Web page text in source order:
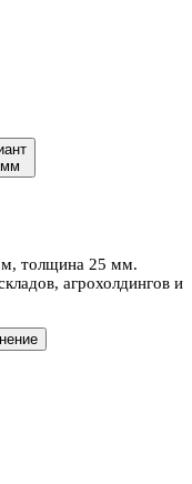
м, толщина 25 мм.
агрохолдингов и